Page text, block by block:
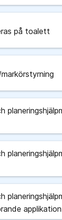
på toalett
applikation